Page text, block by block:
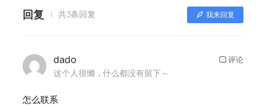
回复 共3条回复 我来回复
dado
这个人很懒，什么都没有留下～
评论
怎么联系